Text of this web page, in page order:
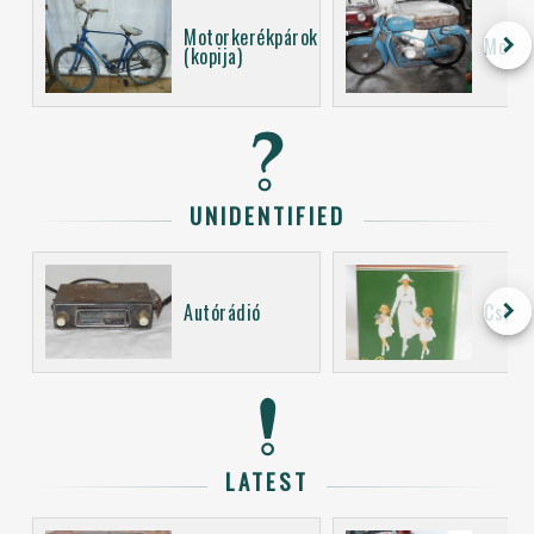
Motorkerékpárok
(kopija) keyboard_arrow_right
UNIDENTIFIED
Autórádió keyboard_arrow_right
LATEST